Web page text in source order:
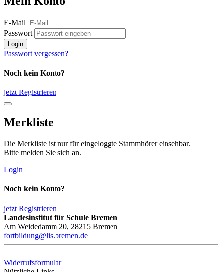
E-Mail
Passwort
Login
Passwort vergessen?
Noch kein Konto?
jetzt Registrieren
Merkliste
Die Merkliste ist nur für eingeloggte Stammhörer einsehbar.
Bitte melden Sie sich an.
Login
Noch kein Konto?
jetzt Registrieren
Landesinstitut für Schule Bremen
Am Weidedamm 20, 28215 Bremen
fortbildung@lis.bremen.de
Widerrufsformular